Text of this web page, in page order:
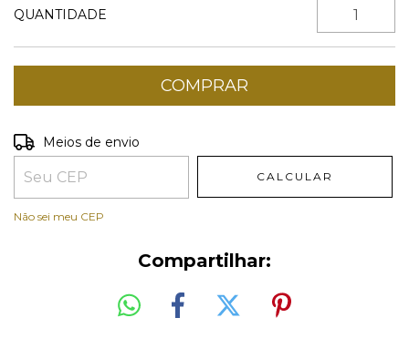
QUANTIDADE
Entregas para o CEP:
Meios de envio
CALCULAR
Não sei meu CEP
Compartilhar: